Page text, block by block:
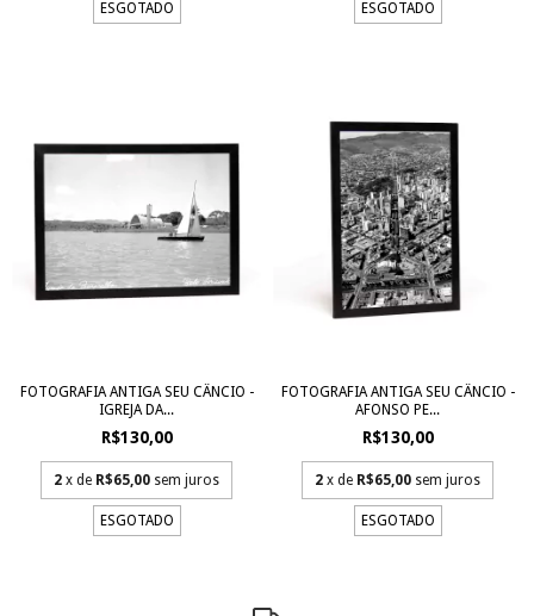
ESGOTADO ESGOTADO
FOTOGRAFIA ANTIGA SEU CÂNCIO -
IGREJA DA...
R$130,00
2 x de R$65,00 sem juros
ESGOTADO
FOTOGRAFIA ANTIGA SEU CÂNCIO -
AFONSO PE...
R$130,00
2 x de R$65,00 sem juros
ESGOTADO